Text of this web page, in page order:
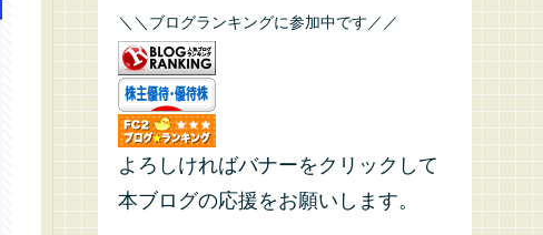
＼＼ブログランキングに参加中です／／
よろしければバナーをクリックして
本ブログの応援をお願いします。